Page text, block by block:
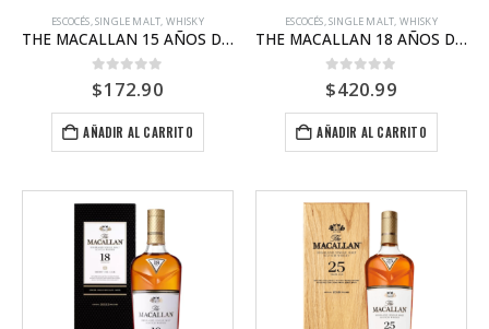
ESCOCÉS,SINGLE MALT, WHISKY
THE MACALLAN 15 AÑOS DOUBLE CASK
0 out of 5
$172.90
AÑADIR AL CARRITO
ESCOCÉS,SINGLE MALT, WHISKY
THE MACALLAN 18 AÑOS DOUBLE CASK
0 out of 5
$420.99
AÑADIR AL CARRITO